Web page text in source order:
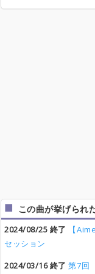
この曲が挙げられ
2024/08/25 終了
【
セッション
2024/03/16 終了 第7回